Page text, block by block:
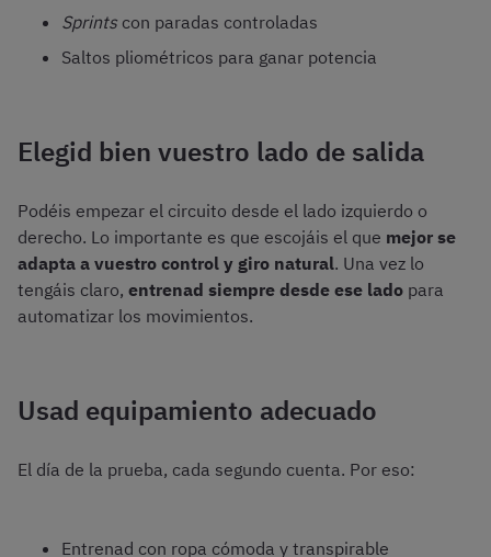
Sprints con paradas controladas
Saltos pliométricos para ganar potencia
Elegid bien vuestro lado de salida
Podéis empezar el circuito desde el lado izquierdo o
derecho. Lo importante es que escojáis el que mejor se
adapta a vuestro control y giro natural. Una vez lo
tengáis claro, entrenad siempre desde ese lado para
automatizar los movimientos.
Usad equipamiento adecuado
El día de la prueba, cada segundo cuenta. Por eso:
Entrenad con ropa cómoda y transpirable